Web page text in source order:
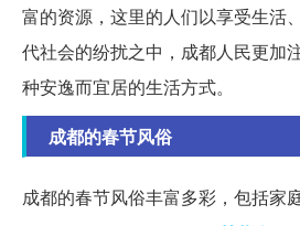
富的资源，这里的人们以享受生活
代社会的纷扰之中，成都人民更加
种安逸而宜居的生活方式。
成都的春节风俗
成都的春节风俗丰富多彩，包括家